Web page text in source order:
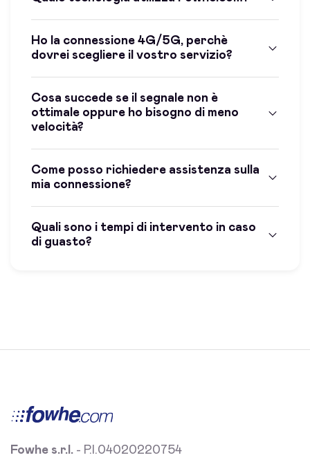
Ho la connessione 4G/5G, perchè
dovrei scegliere il vostro servizio?
Cosa succede se il segnale non è
ottimale oppure ho bisogno di meno
velocità?
Come posso richiedere assistenza sulla
mia connessione?
Quali sono i tempi di intervento in caso
di guasto?
Fowhe s.r.l. - P.I.04020220754